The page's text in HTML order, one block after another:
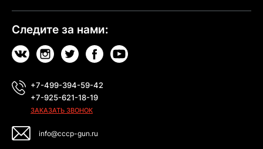
Следите за нами:
+7-499-394-59-42
+7-925-621-18-19
ЗАКАЗАТЬ ЗВОНОК
info@cccp-gun.ru